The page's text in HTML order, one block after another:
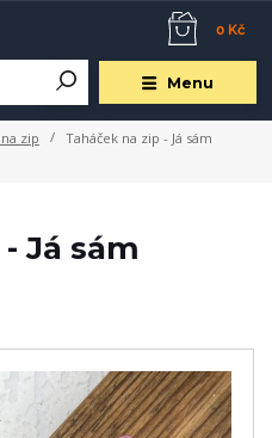
Menu
0 Kč
zip
Taháček na zip - Já sám
Já sám